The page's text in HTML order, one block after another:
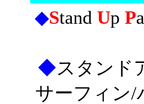
◆Stand Up P
◆スタンド
サーフィン/